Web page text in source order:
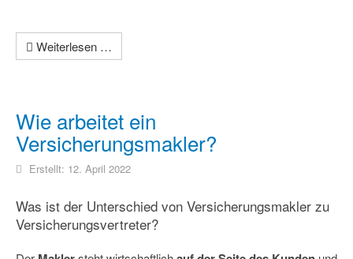
Weiterlesen …
Wie arbeitet ein
Versicherungsmakler?
Erstellt: 12. April 2022
Was ist der Unterschied von Versicherungsmakler zu
Versicherungsvertreter?